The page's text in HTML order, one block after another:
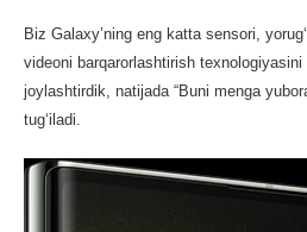
Biz Galaxy’ning eng katta sensori,
videoni barqarorlashtirish
joylashtirdik, natijada “Buni menga
tug‘iladi.